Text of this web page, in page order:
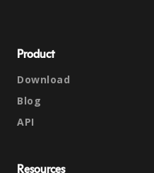
Product
Download
Blog
API
Resources